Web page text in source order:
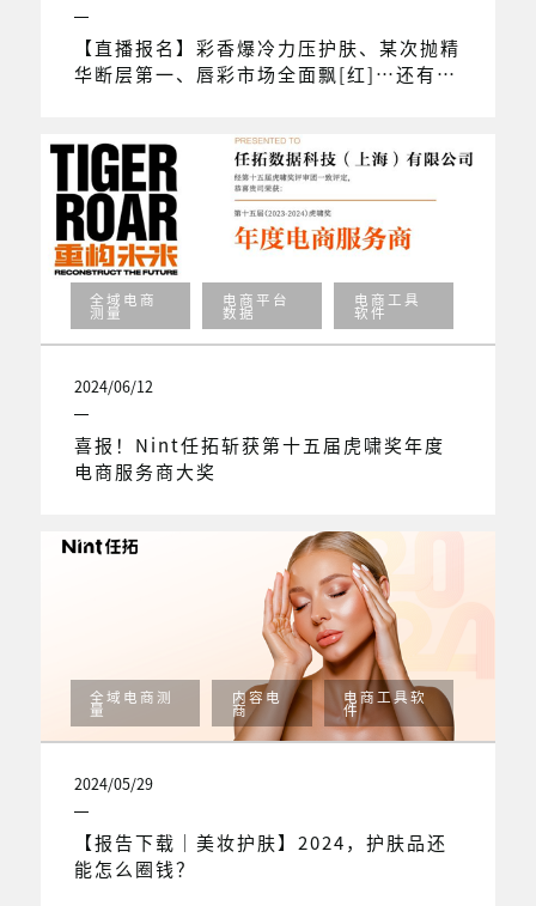
【直播报名】彩香爆冷力压护肤、某次抛精
华断层第一、唇彩市场全面飘[红]…还有更
全域电商
测量
电商平台
数据
电商工具
软件
2024/06/12
喜报！Nint任拓斩获第十五届虎啸奖年度
电商服务商大奖
全域电商测
量
内容电
商
电商工具软
件
2024/05/29
【报告下载｜美妆护肤】2024，护肤品还
能怎么圈钱？